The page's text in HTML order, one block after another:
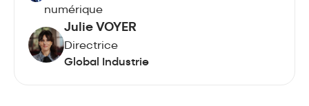
numérique
Julie VOYER
Directrice
Global Industrie